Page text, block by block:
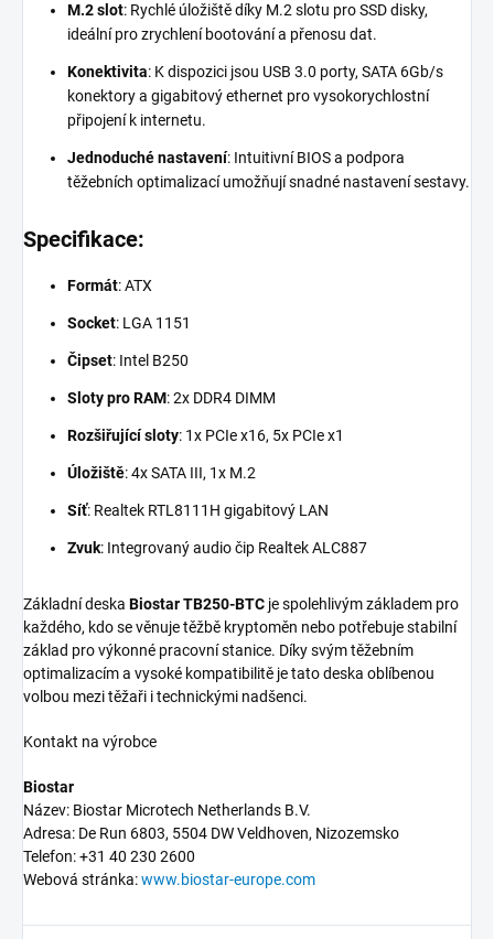
M.2 slot: Rychlé úložiště díky M.2 slotu pro SSD disky,
ideální pro zrychlení bootování a přenosu dat.
Konektivita: K dispozici jsou USB 3.0 porty, SATA 6Gb/s
konektory a gigabitový ethernet pro vysokorychlostní
připojení k internetu.
Jednoduché nastavení: Intuitivní BIOS a podpora
těžebních optimalizací umožňují snadné nastavení sestavy.
Specifikace:
Formát: ATX
Socket: LGA 1151
Čipset: Intel B250
Sloty pro RAM: 2x DDR4 DIMM
Rozšiřující sloty: 1x PCIe x16, 5x PCIe x1
Úložiště: 4x SATA III, 1x M.2
Síť: Realtek RTL8111H gigabitový LAN
Zvuk: Integrovaný audio čip Realtek ALC887
Základní deska Biostar TB250-BTC je spolehlivým základem pro
každého, kdo se věnuje těžbě kryptoměn nebo potřebuje stabilní
základ pro výkonné pracovní stanice. Díky svým těžebním
optimalizacím a vysoké kompatibilitě je tato deska oblíbenou
volbou mezi těžaři i technickými nadšenci.
Kontakt na výrobce
Biostar
Název: Biostar Microtech Netherlands B.V.
Adresa: De Run 6803, 5504 DW Veldhoven, Nizozemsko
Telefon: +31 40 230 2600
Webová stránka:www.biostar-europe.com